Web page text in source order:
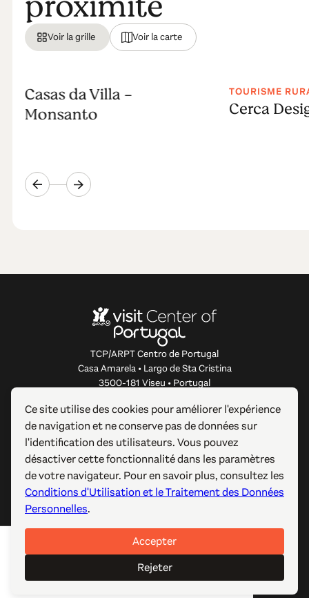
Voir la grille Voir la carte
Casas da Villa -
Monsanto
TOURISME
Cerca
TCP/ARPT Centro de Portugal
Casa Amarela • Largo de Sta Cristina
3500-181 Viseu • Portugal
À PROPOS DE CE SITE WEB
LIENS UTILES
SUIVEZ-NOUS
© 2012-2026 TCP/ARPT Centro de Portugal. Tous droits
GOMO Digital.
Ce site utilise des cookies pour améliorer l'expérience
de navigation et ne conserve pas de données sur
l'identification des utilisateurs. Vous pouvez
désactiver cette fonctionnalité dans les paramètres
de votre navigateur. Pour en savoir plus, consultez les
Conditions d'Utilisation et le Traitement des Données
Personnelles.
Accepter
Rejeter